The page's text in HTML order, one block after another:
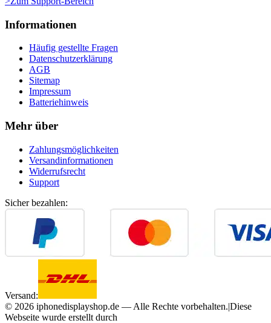
Informationen
Häufig gestellte Fragen
Datenschutzerklärung
AGB
Sitemap
Impressum
Batteriehinweis
Mehr über
Zahlungsmöglichkeiten
Versandinformationen
Widerrufsrecht
Support
Sicher bezahlen:
Versand:
© 2026 iphonedisplayshop.de — Alle Rechte vorbehalten.|Diese
Webseite wurde erstellt durch